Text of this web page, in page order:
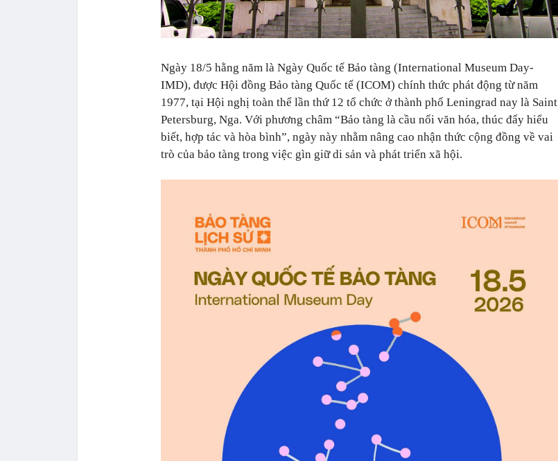
Ngày 18/5 hằng năm là Ngày Quốc tế Bảo tàng (International Museum Day-
IMD), được Hội đồng Bảo tàng Quốc tế (ICOM) chính thức phát động từ năm
1977, tại Hội nghị toàn thể lần thứ 12 tổ chức ở thành phố Leningrad nay là Saint
Petersburg, Nga. Với phương châm “Bảo tàng là cầu nối văn hóa, thúc đẩy hiểu
biết, hợp tác và hòa bình”, ngày này nhằm nâng cao nhận thức cộng đồng về vai
trò của bảo tàng trong việc gìn giữ di sản và phát triển xã hội.